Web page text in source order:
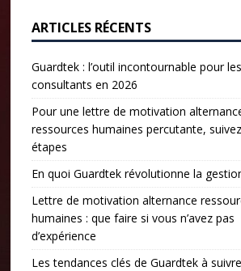
ARTICLES RÉCENTS
Guardtek : l’outil incontournable pour les
consultants en 2026
Pour une lettre de motivation
ressources humaines percutante,
étapes
En quoi Guardtek révolutionne la
Lettre de motivation alternance
humaines : que faire si vous n’avez pas
d’expérience
Les tendances clés de Guardtek à